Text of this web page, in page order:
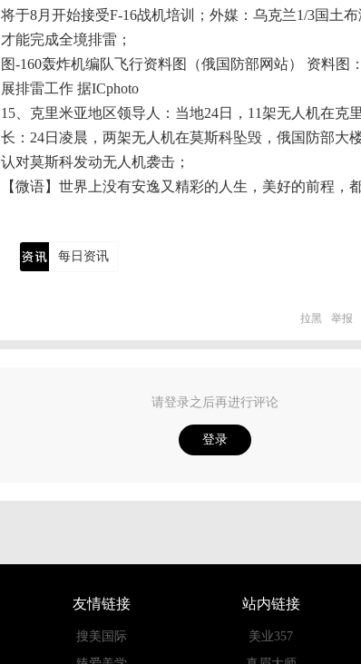
将于8月开始接受F-16战机培训；外媒：乌克兰1/3国土
才能完成全境排雷；
图-160轰炸机编队飞行资料图（俄国防部网站） 资料图
展排雷工作 据ICphoto
15、克里米亚地区领导人：当地24日，11架无人机在克
长：24日凌晨，两架无人机在莫斯科坠毁，俄国防部大
认对莫斯科发动无人机袭击；
【微语】世界上没有安逸又精彩的人生，美好的前程，
每日资讯
拉黑 举报
请登录之后再进行评论
登录
友情链接
搜美国际
站内链接
美业357